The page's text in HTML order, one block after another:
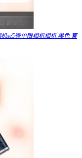
xe5微单眼相机相机 黑色 官